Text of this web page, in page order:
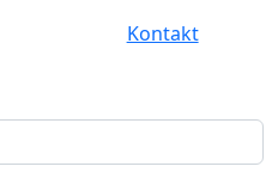
Kontakt